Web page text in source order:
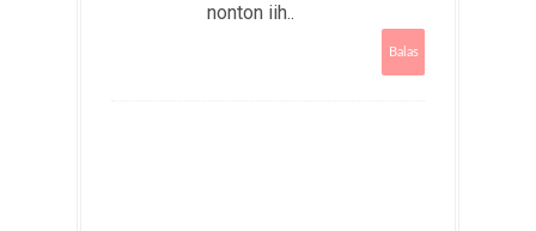
nonton iih..
Balas